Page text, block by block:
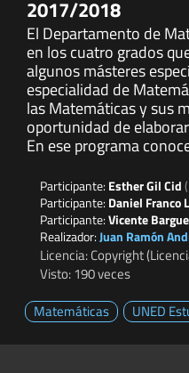
2017/2018
El Departamento de
en los cuatro grados
algunos másteres
especialidad de
las Matemáticas y sus
oportunidad de
En ese programa
Participante: Esther Gil Cid
Participante: Daniel Franco
Participante:Vicente
Realizador:Juan Ramón
Licencia: Copyright
Visto: 190 veces
Matemáticas
UNED